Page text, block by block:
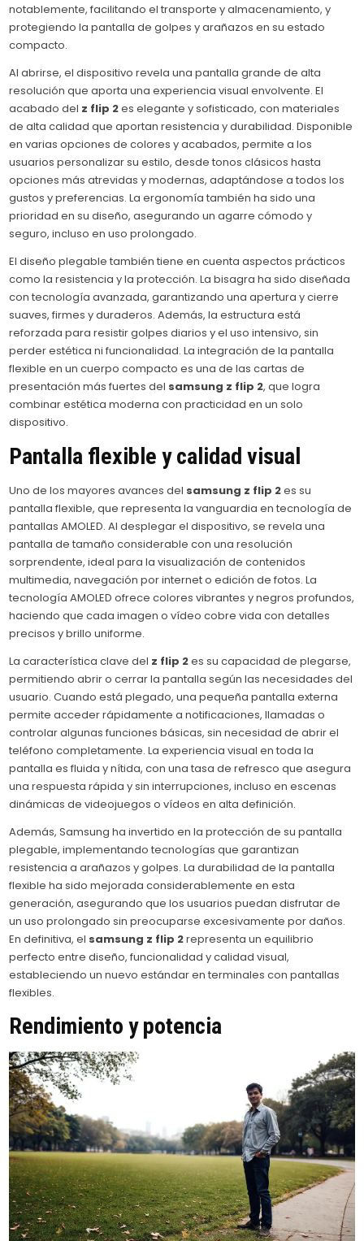
notablemente, facilitando el transporte y almacenamiento, y
protegiendo la pantalla de golpes y arañazos en su estado
compacto.
Al abrirse, el dispositivo revela una pantalla grande de alta
resolución que aporta una experiencia visual envolvente. El
acabado del z flip 2es elegante y sofisticado, con materiales
de alta calidad que aportan resistencia y durabilidad. Disponible
en varias opciones de colores y acabados, permite a los
usuarios personalizar su estilo, desde tonos clásicos hasta
opciones más atrevidas y modernas, adaptándose a todos los
gustos y preferencias. La ergonomía también ha sido una
prioridad en su diseño, asegurando un agarre cómodo y
seguro, incluso en uso prolongado.
El diseño plegable también tiene en cuenta aspectos prácticos
como la resistencia y la protección. La bisagra ha sido diseñada
con tecnología avanzada, garantizando una apertura y cierre
suaves, firmes y duraderos. Además, la estructura está
reforzada para resistir golpes diarios y el uso intensivo, sin
perder estética ni funcionalidad. La integración de la pantalla
flexible en un cuerpo compacto es una de las cartas de
presentación más fuertes del samsung z flip 2, que logra
combinar estética moderna con practicidad en un solo
dispositivo.
Pantalla flexible y calidad visual
Uno de los mayores avances del samsung z flip 2es su
pantalla flexible, que representa la vanguardia en tecnología de
pantallas AMOLED. Al desplegar el dispositivo, se revela una
pantalla de tamaño considerable con una resolución
sorprendente, ideal para la visualización de contenidos
multimedia, navegación por internet o edición de fotos. La
tecnología AMOLED ofrece colores vibrantes y negros profundos,
haciendo que cada imagen o vídeo cobre vida con detalles
precisos y brillo uniforme.
La característica clave del z flip 2es su capacidad de plegarse,
permitiendo abrir o cerrar la pantalla según las necesidades del
usuario. Cuando está plegado, una pequeña pantalla externa
permite acceder rápidamente a notificaciones, llamadas o
controlar algunas funciones básicas, sin necesidad de abrir el
teléfono completamente. La experiencia visual en toda la
pantalla es fluida y nítida, con una tasa de refresco que asegura
una respuesta rápida y sin interrupciones, incluso en escenas
dinámicas de videojuegos o vídeos en alta definición.
Además, Samsung ha invertido en la protección de su pantalla
plegable, implementando tecnologías que garantizan
resistencia a arañazos y golpes. La durabilidad de la pantalla
flexible ha sido mejorada considerablemente en esta
generación, asegurando que los usuarios puedan disfrutar de
un uso prolongado sin preocuparse excesivamente por daños.
En definitiva, el samsung z flip 2representa un equilibrio
perfecto entre diseño, funcionalidad y calidad visual,
estableciendo un nuevo estándar en terminales con pantallas
flexibles.
Rendimiento y potencia